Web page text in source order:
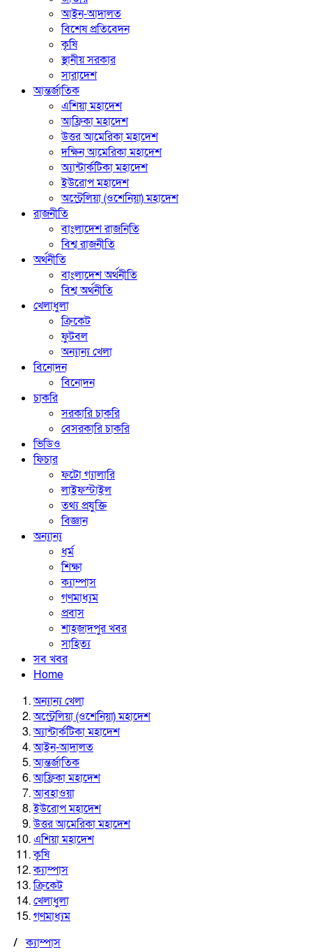
আইন-আদালত
বিশেষ প্রতিবেদন
কৃষি
স্থানীয় সরকার
সারাদেশ
আন্তর্জাতিক
এশিয়া মহাদেশ
আফ্রিকা মহাদেশ
উত্তর আমেরিকা মহাদেশ
দক্ষিন আমেরিকা মহাদেশ
অ্যান্টার্কটিকা মহাদেশ
ইউরোপ মহাদেশ
অস্ট্রেলিয়া (ওশেনিয়া) মহাদেশ
রাজনীতি
বাংলাদেশ রাজনিতি
বিশ্ব রাজনীতি
অর্থনীতি
বাংলাদেশ অর্থনীতি
বিশ্ব অর্থনীতি
খেলাধুলা
ক্রিকেট
ফুটবল
অন্যান্য খেলা
বিনোদন
বিনোদন
চাকরি
সরকারি চাকরি
বেসরকারি চাকরি
ভিডিও
ফিচার
ফটো গ্যালারি
লাইফস্টাইল
তথ্য প্রযুক্তি
বিজ্ঞান
অন্যান্য
ধর্ম
শিক্ষা
ক্যাম্পাস
গণমাধ্যম
প্রবাস
শাহজাদপুর খবর
সাহিত্য
সব খবর
Home
অন্যান্য খেলা
অস্ট্রেলিয়া (ওশেনিয়া) মহাদেশ
অ্যান্টার্কটিকা মহাদেশ
আইন-আদালত
আন্তর্জাতিক
আফ্রিকা মহাদেশ
আবহাওয়া
ইউরোপ মহাদেশ
উত্তর আমেরিকা মহাদেশ
এশিয়া মহাদেশ
কৃষি
ক্যাম্পাস
ক্রিকেট
খেলাধুলা
গণমাধ্যম
/ক্যাম্পাস